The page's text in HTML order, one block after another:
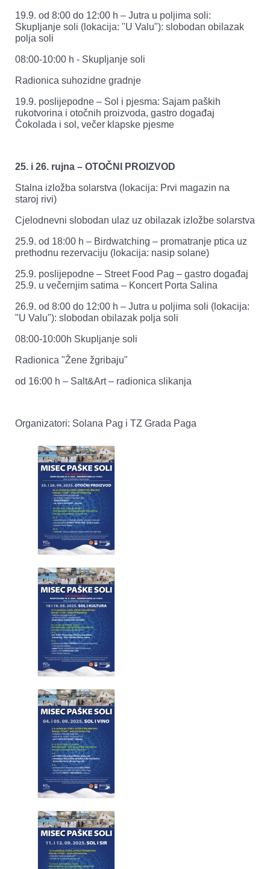
19.9. od 8:00 do 12:00 h – Jutra u poljima soli:
Skupljanje soli (lokacija: "U Valu"): slobodan obilazak
polja soli
08:00-10:00 h - Skupljanje soli
Radionica suhozidne gradnje
19.9. poslijepodne – Sol i pjesma: Sajam paških
rukotvorina i otočnih proizvoda, gastro događaj
Čokolada i sol, večer klapske pjesme
25. i 26. rujna – OTOČNI PROIZVOD
Stalna izložba solarstva (lokacija: Prvi magazin na
staroj rivi)
Cjelodnevni slobodan ulaz uz obilazak izložbe solarstva
25.9. od 18:00 h – Birdwatching – promatranje ptica uz
prethodnu rezervaciju (lokacija: nasip solane)
25.9. poslijepodne – Street Food Pag – gastro događaj
25.9. u večernjim satima – Koncert Porta Salina
26.9. od 8:00 do 12:00 h – Jutra u poljima soli (lokacija:
"U Valu"): slobodan obilazak polja soli
08:00-10:00h Skupljanje soli
Radionica "Žene žgribaju"
od 16:00 h – Salt&Art – radionica slikanja
Organizatori: Solana Pag i TZ Grada Paga